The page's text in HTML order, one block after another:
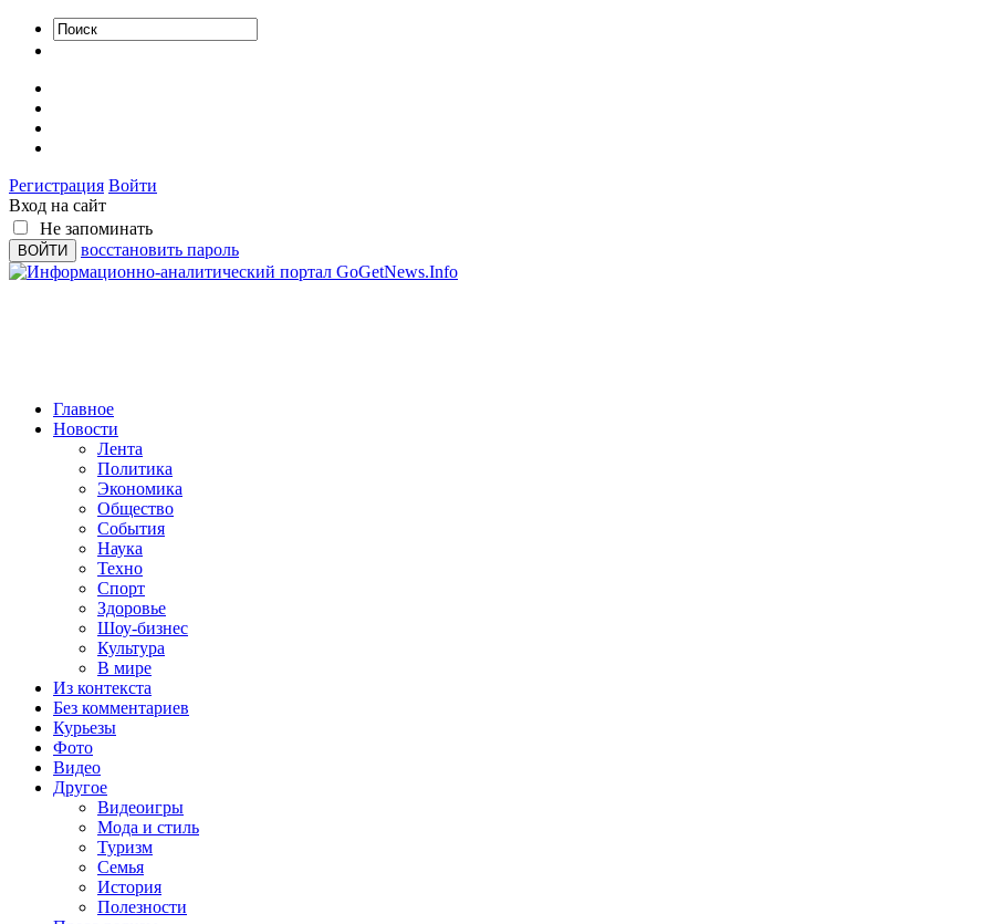
Регистрация Войти
Вход на сайт
Не запоминать
восстановить пароль
Главное
Новости
Лента
Политика
Экономика
Общество
События
Наука
Техно
Спорт
Здоровье
Шоу-бизнес
Культура
В мире
Из контекста
Без комментариев
Курьезы
Фото
Видео
Другое
Видеоигры
Мода и стиль
Туризм
Семья
История
Полезности